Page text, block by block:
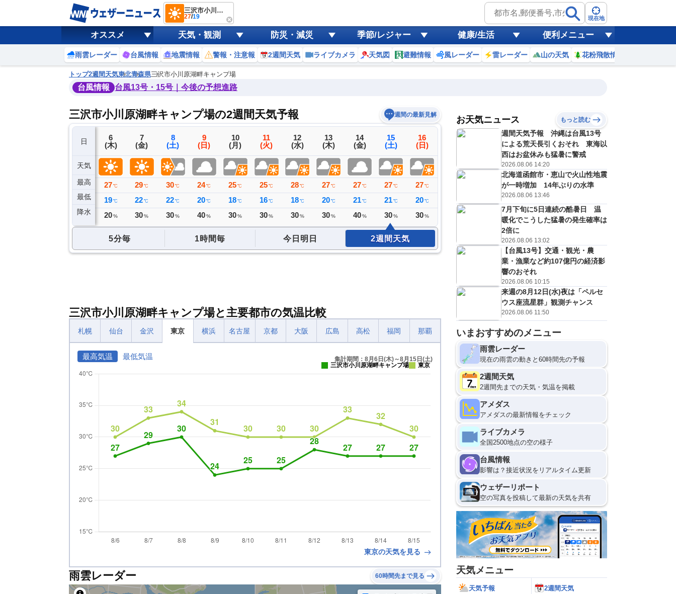
三沢市小川原湖畔キャンプ場
27/19 現在地
オススメ 天気・観測 防災・減災 季節/レジャー 健康/生活 便利メニュー
雨雲レーダー 台風情報 地震情報 警報・注意報 2週間天気 ライブカメラ 天気図 避難情報 風レーダー 雷レーダー 山の天気 花粉飛散情報
トップ2週間天気東北青森県三沢市小川原湖畔キャンプ場
台風情報 台風13号・15号｜今後の予想進路
三沢市小川原湖畔キャンプ場の2週間天気予報 週間の最新見解
日
天気
最高
最低
降水
5
(水)
27℃
17℃
ミリ
6
(木)
27 ℃
19 ℃
20 %
7
(金)
29 ℃
22 ℃
30 %
8
(土)
30 ℃
22 ℃
30 %
9
(日)
24℃
20 ℃
40 %
10
(月)
25℃
18℃
30%
11
(火)
25℃
16℃
30%
12
(水)
28℃
18℃
30%
13
(木)
27℃
20℃
30%
14
(金)
27 ℃
21 ℃
40 %
15
(土)
27 ℃
21 ℃
30 %
16
(日)
27 ℃
20 ℃
30 %
17
℃
19
(水)
D
26 ℃
20
30 %
20
(木)
D
26℃
20
30 %
予報の
信頼度
高
A
B
C
D
？
5分毎 1時間毎 今日明日 2週間天気
三沢市小川原湖畔キャンプ場と主要都市の気温比較
札幌 仙台 金沢 東京 横浜 名古屋 京都 大阪 広島 高松 福岡 那覇
最高気温 最低気温
集計期間：8月6日(木)～8月15日(土)
三沢市小川原湖畔キャンプ場
東京
東京の天気を見る
雨雲レーダー 60時間先まで見る
お天気ニュース もっと読む
週間天気予報 沖縄は台風13号
による荒天長引くおそれ 東海以
西はお盆休みも猛暑に警戒
2026.08.06 14:20
北海道函館市・恵山で火山性地震
が一時増加 14年ぶりの水準
2026.08.06 13:46
7月下旬に5日連続の酷暑日 温
暖化でこうした猛暑の発生確率は
2倍に
2026.08.06 13:02
【台風13号】交通・観光・農
業・漁業など約107億円の経済影
響のおそれ
2026.08.06 10:15
来週の8月12日(水)夜は「ペルセ
ウス座流星群」観測チャンス
2026.08.06 11:50
いまおすすめのメニュー
雨雲レーダー
現在の雨雲の動きと60時間先の予報
2週間天気
2週間先までの天気・気温を掲載
アメダス
アメダスの最新情報をチェック
ライブカメラ
全国2500地点の空の様子
台風情報
影響は？接近状況をリアルタイム更新
ウェザーリポート
空の写真を投稿して最新の天気を共有
天気メニュー
天気予報 2週間天気